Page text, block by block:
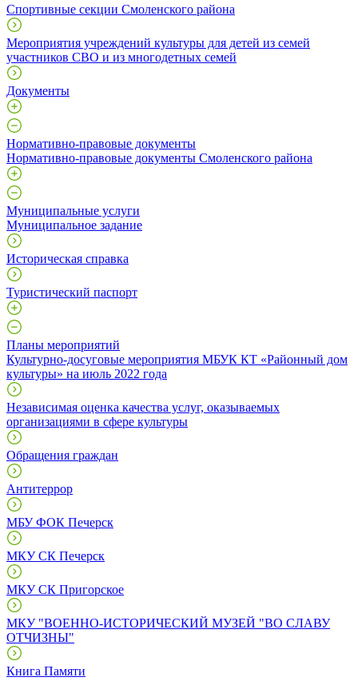
Спортивные секции Смоленского района
Мероприятия учреждений культуры для детей из семей
участников СВО и из многодетных семей
Документы
Нормативно-правовые документы
Нормативно-правовые документы Смоленского района
Муниципальные услуги
Муниципальное задание
Историческая справка
Туристический паспорт
Планы мероприятий
Культурно-досуговые мероприятия МБУК КТ «Районный дом
культуры» на июль 2022 года
Независимая оценка качества услуг, оказываемых
организациями в сфере культуры
Обращения граждан
Антитеррор
МБУ ФОК Печерск
МКУ СК Печерск
МКУ СК Пригорское
МКУ "ВОЕННО-ИСТОРИЧЕСКИЙ МУЗЕЙ "ВО СЛАВУ
ОТЧИЗНЫ"
Книга Памяти